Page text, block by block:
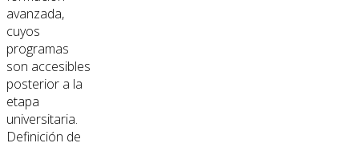
avanzada,
cuyos
programas
son accesibles
posterior a la
etapa
universitaria.
Definición de